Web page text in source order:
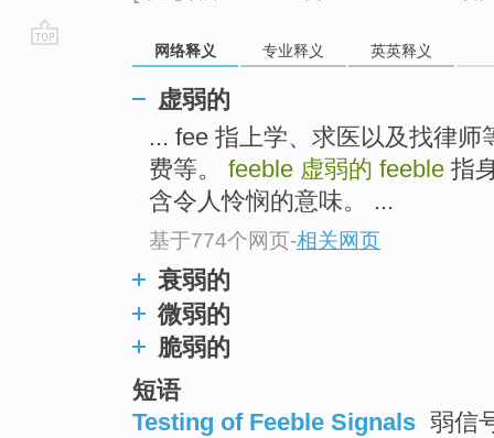
网络释义 专业释义 英英释义
虚弱的
... fee 指上学、求医以及找律
费等。 feeble 虚弱的 feeble 指
含令人怜悯的意味。 ...
基于774个网页-相关网页
衰弱的
微弱的
脆弱的
短语
Testing of Feeble Signals 弱信